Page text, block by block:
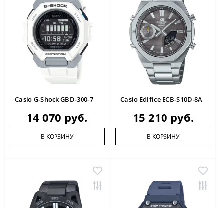
Casio G-Shock GBD-300-7
14 070 руб.
В КОРЗИНУ
Casio Edifice ECB-S10D-8A
15 210 руб.
В КОРЗИНУ